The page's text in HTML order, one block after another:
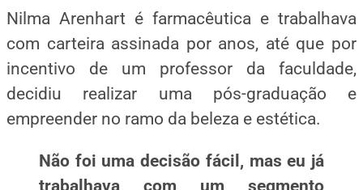
Nilma Arenhart é farmacêutica e trabalhava
com carteira assinada por anos, até que por
incentivo de um professor da faculdade,
decidiu realizar uma pós-graduação e
empreender no ramo da beleza e estética.
Não foi uma decisão fácil, mas eu já